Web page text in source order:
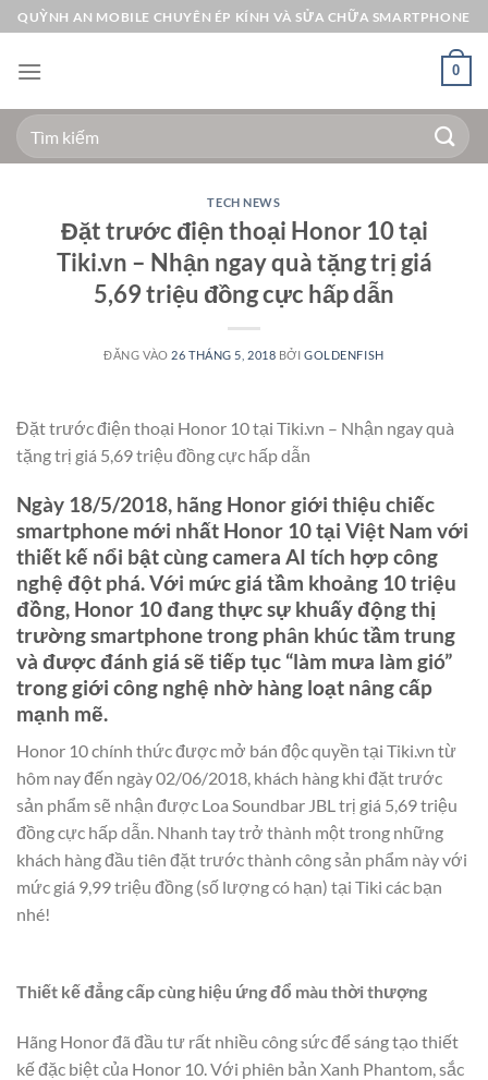
Bỏ
qua
nội
QUỲNH AN MOBILE CHUYÊN ÉP KÍNH VÀ SỬA CHỮA SMARTPHONE
0
Tìm
kiếm:
TECH NEWS
Đặt trước điện thoại Honor 10 tại
Tiki.vn – Nhận ngay quà tặng trị giá
5,69 triệu đồng cực hấp dẫn
ĐĂNG VÀO 26 THÁNG 5, 2018 BỞIGOLDENFISH
Đặt trước điện thoại Honor 10 tại Tiki.vn – Nhận ngay quà
tặng trị giá 5,69 triệu đồng cực hấp dẫn
Ngày 18/5/2018, hãng Honor giới thiệu chiếc
smartphone mới nhất Honor 10 tại Việt Nam với
thiết kế nổi bật cùng camera AI tích hợp công
nghệ đột phá. Với mức giá tầm khoảng 10 triệu
đồng, Honor 10 đang thực sự khuấy động thị
trường smartphone trong phân khúc tầm trung
và được đánh giá sẽ tiếp tục “làm mưa làm gió”
trong giới công nghệ nhờ hàng loạt nâng cấp
mạnh mẽ.
Honor 10 chính thức được mở bán độc quyền tại Tiki.vn từ
hôm nay đến ngày 02/06/2018, khách hàng khi đặt trước
sản phẩm sẽ nhận được Loa Soundbar JBL trị giá 5,69 triệu
đồng cực hấp dẫn. Nhanh tay trở thành một trong những
khách hàng đầu tiên đặt trước thành công sản phẩm này với
mức giá 9,99 triệu đồng (số lượng có hạn) tại Tiki các bạn
nhé!
Thiết kế đẳng cấp cùng hiệu ứng đổ màu thời thượng
Hãng Honor đã đầu tư rất nhiều công sức để sáng tạo thiết
kế đặc biệt của Honor 10. Với phiên bản Xanh Phantom, sắc